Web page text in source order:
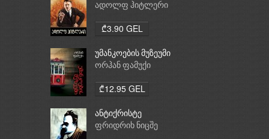
ადოლფ ჰიტლერი
₾3.90 GEL
უმანკოების მუზეუმი
ორჰან ფამუქი
₾12.95 GEL
ანტიქრისტე
ფრიდრიხ ნიცშე